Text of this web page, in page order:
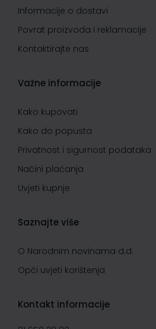
Informacije o dostavi
Povrat proizvoda i reklamacije
Kontaktirajte nas
Važne informacije
Kako kupovati
Kako do popusta
Privatnost i sigurnost podataka
Načini plaćanja
Uvjeti kupnje
Saznajte više
O Narodnim novinama d.d.
Opći uvjeti korištenja
Kontakt informacije